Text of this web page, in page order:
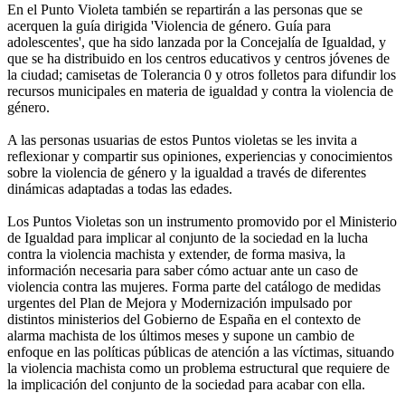
En el Punto Violeta también se repartirán a las personas que se
acerquen la guía dirigida 'Violencia de género. Guía para
adolescentes', que ha sido lanzada por la Concejalía de Igualdad, y
que se ha distribuido en los centros educativos y centros jóvenes de
la ciudad; camisetas de Tolerancia 0 y otros folletos para difundir los
recursos municipales en materia de igualdad y contra la violencia de
género.
A las personas usuarias de estos Puntos violetas se les invita a
reflexionar y compartir sus opiniones, experiencias y conocimientos
sobre la violencia de género y la igualdad a través de diferentes
dinámicas adaptadas a todas las edades.
Los Puntos Violetas son un instrumento promovido por el Ministerio
de Igualdad para implicar al conjunto de la sociedad en la lucha
contra la violencia machista y extender, de forma masiva, la
información necesaria para saber cómo actuar ante un caso de
violencia contra las mujeres. Forma parte del catálogo de medidas
urgentes del Plan de Mejora y Modernización impulsado por
distintos ministerios del Gobierno de España en el contexto de
alarma machista de los últimos meses y supone un cambio de
enfoque en las políticas públicas de atención a las víctimas, situando
la violencia machista como un problema estructural que requiere de
la implicación del conjunto de la sociedad para acabar con ella.